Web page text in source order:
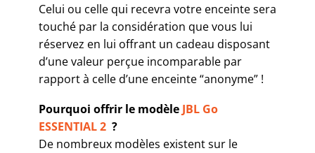
Celui ou celle qui recevra votre enceinte sera
touché par la considération que vous lui
réservez en lui offrant un cadeau disposant
d’une valeur perçue incomparable par
rapport à celle d’une enceinte “anonyme” !
Pourquoi offrir le modèle JBL Go
ESSENTIAL 2 ?
De nombreux modèles existent sur le